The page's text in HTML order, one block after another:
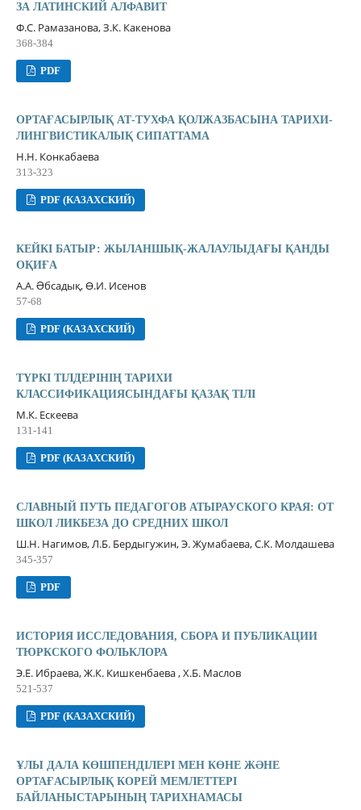
ЗА ЛАТИНСКИЙ АЛФАВИТ
Ф.С. Рамазанова, З.К. Какенова
368-384
PDF
ОРТАҒАСЫРЛЫҚ АТ-ТУХФА ҚОЛЖАЗБАСЫНА ТАРИХИ-
ЛИНГВИСТИКАЛЫҚ СИПАТТАМА
Н.Н. Конкабаева
313-323
PDF (КАЗАХСКИЙ)
КЕЙКІ БАТЫР: ЖЫЛАНШЫҚ-ЖАЛАУЛЫДАҒЫ ҚАНДЫ
ОҚИҒА
А.А. Əбсадық, Ө.И. Исенов
57-68
PDF (КАЗАХСКИЙ)
ТҮРКІ ТІЛДЕРІНІҢ ТАРИХИ
КЛАССИФИКАЦИЯСЫНДАҒЫ ҚАЗАҚ ТІЛІ
М.К. Ескеева
131-141
PDF (КАЗАХСКИЙ)
СЛАВНЫЙ ПУТЬ ПЕДАГОГОВ АТЫРАУСКОГО КРАЯ: ОТ
ШКОЛ ЛИКБЕЗА ДО СРЕДНИХ ШКОЛ
Ш.Н. Нагимов, Л.Б. Бердыгужин, Э. Жумабаева, С.К. Молдашева
345-357
PDF
ИСТОРИЯ ИССЛЕДОВАНИЯ, СБОРА И ПУБЛИКАЦИИ
ТЮРКСКОГО ФОЛЬКЛОРА
Э.Е. Ибраева, Ж.К. Кишкенбаева , Х.Б. Маслов
521-537
PDF (КАЗАХСКИЙ)
ҰЛЫ ДАЛА КӨШПЕНДІЛЕРІ МЕН КӨНЕ ЖƏНЕ
ОРТАҒАСЫРЛЫҚ КОРЕЙ МЕМЛЕТТЕРІ
БАЙЛАНЫСТАРЫНЫҢ ТАРИХНАМАСЫ